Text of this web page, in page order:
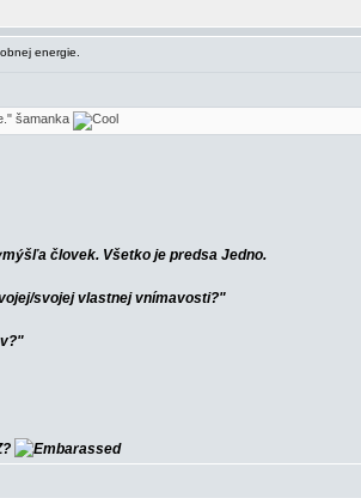
energie.
šamanka
človek. Všetko je predsa Jedno.
svojej vlastnej vnímavosti?"